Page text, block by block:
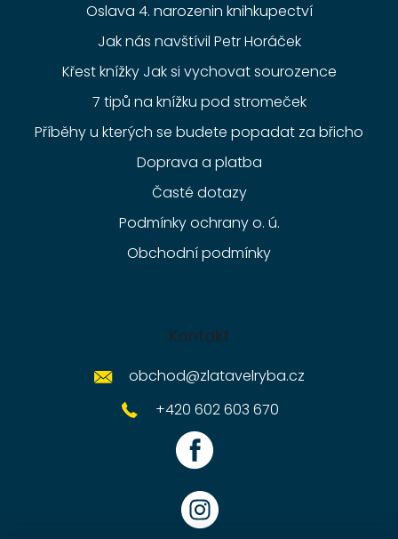
Oslava 4. narozenin knihkupectví
Jak nás navštívil Petr Horáček
Křest knížky Jak si vychovat sourozence
7 tipů na knížku pod stromeček
Příběhy u kterých se budete popadat za břicho
Doprava a platba
Časté dotazy
Podmínky ochrany o. ú.
Obchodní podmínky
Kontakt
obchod@zlatavelryba.cz
+420 602 603 670